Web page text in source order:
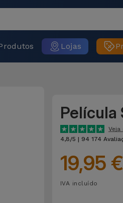
Lojas
Película
Veja
4,8/5 | 94 174
19,95 €
IVA incluído